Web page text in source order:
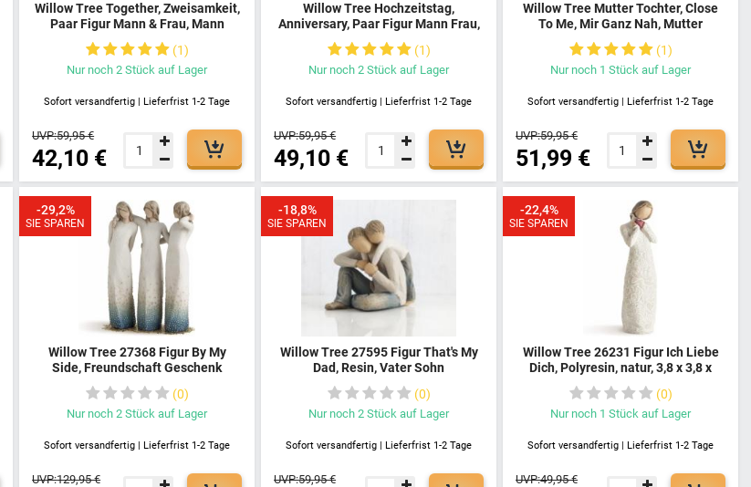
Willow Tree Together, Zweisamkeit,
Paar Figur Mann & Frau, Mann
umarmt Frau, Liebespaar, Figur um
Liebe & Dank zu zeigen, Geschenk
für Paare
1
Nur noch 2 Stück auf Lager
Sofort versandfertig | Lieferfrist 1-2 Tage
42,10 €
UVP:59,95 €
Willow Tree Hochzeitstag,
Anniversary, Paar Figur Mann Frau,
Liebesgeschenk Die Liebe Währt
Ewig, Mann umarmt Frau, Paar
Hand in Hand fürs Leben
1
Nur noch 2 Stück auf Lager
Sofort versandfertig | Lieferfrist 1-2 Tage
49,10 €
UVP:59,95 €
Willow Tree Mutter Tochter, Close
To Me, Mir Ganz Nah, Mutter
Tochter Figur, Mutter umarmt
Tochter, Mutter begleitet Tochter,
Miteinander verbunden
1
Nur noch 1 Stück auf Lager
Sofort versandfertig | Lieferfrist 1-2 Tage
51,99 €
UVP:59,95 €
Willow Tree 27368 Figur By My
Side, Freundschaft Geschenk
Emotional Skulptur Handbemalt
Harzfigur Künstlerin Kollektion
0
Nur noch 2 Stück auf Lager
Sofort versandfertig | Lieferfrist 1-2 Tage
UVP:129,95 €
SIE SPAREN
-29,2%
Willow Tree 27595 Figur That's My
Dad, Resin, Vater Sohn
Geschenkidee Familiensammlung
Erinnerungsstück Handbemalt
Harzfigur Heimdeko Tischdeko
0
Nur noch 2 Stück auf Lager
Sofort versandfertig | Lieferfrist 1-2 Tage
UVP:59,95 €
SIE SPAREN
-18,8%
Willow Tree 26231 Figur Ich Liebe
Dich, Polyresin, natur, 3,8 x 3,8 x
21,6 cm
0
Nur noch 1 Stück auf Lager
Sofort versandfertig | Lieferfrist 1-2 Tage
UVP:49,95 €
SIE SPAREN
-22,4%